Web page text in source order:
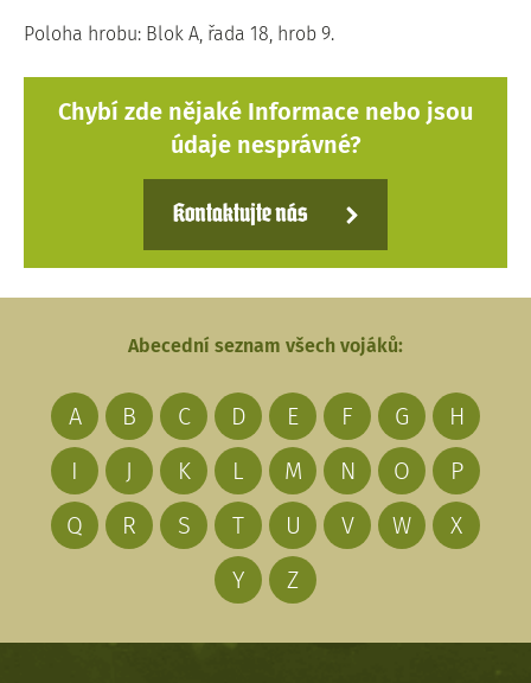
Poloha hrobu: Blok A, řada 18, hrob 9.
Chybí zde nějaké Informace nebo jsou
údaje nesprávné?
Kontaktujte nás
Abecední seznam všech vojáků:
A B C D E F G
H
I
J K L M N O
P
Q
R S T U V W
X
Y
Z